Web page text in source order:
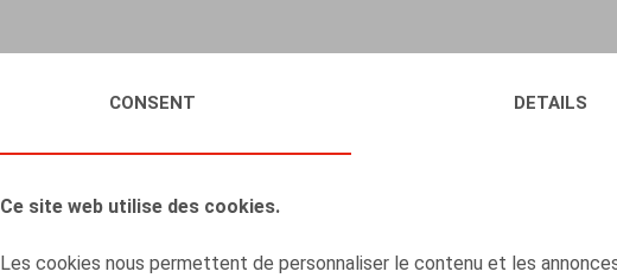
CONSENT DETAILS
Ce site web utilise des cookies.
Les cookies nous permettent de personnaliser le contenu et les